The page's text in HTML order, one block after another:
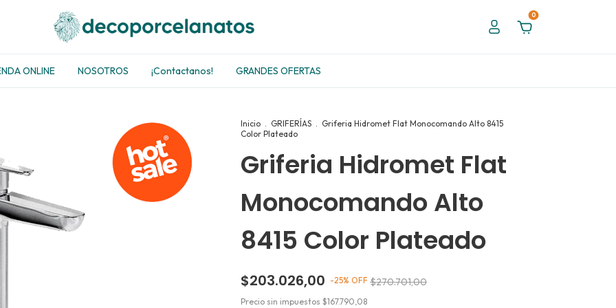
0
ONLINE NOSOTROS ¡Contactanos! GRANDES OFERTAS
Inicio . GRIFERÍAS . Griferia Hidromet Flat Monocomando Alto 8415
Color Plateado
Griferia Hidromet Flat
Monocomando Alto
8415 Color Plateado
$203.026,00 -25% OFF $270.701,00
Precio sin impuestos $167.790,08